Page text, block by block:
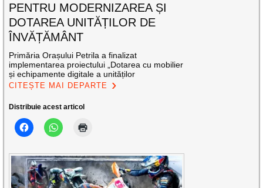
PENTRU MODERNIZAREA ȘI
DOTAREA UNITĂȚILOR DE
ÎNVĂȚĂMÂNT
Primăria Orașului Petrila a finalizat
implementarea proiectului „Dotarea cu mobilier
și echipamente digitale a unităților
CITEȘTE MAI DEPARTE
Distribuie acest articol